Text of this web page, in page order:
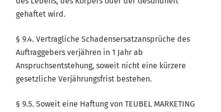
gehaftet wird.
§ 9.4. Vertragliche Schadensersatzansprüche des
Auftraggebers verjähren in 1 Jahr ab
Anspruchsentstehung, soweit nicht eine kürzere
gesetzliche Verjährungsfrist bestehen.
§ 9.5. Soweit eine Haftung von TEUBEL MARKETING